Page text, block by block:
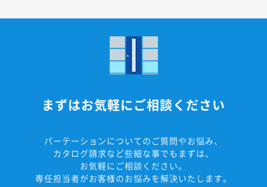
まずはお気軽にご相談ください
パーテーションについてのご質問やお悩み、
カタログ請求など些細な事でもまずは、
お気軽にご相談ください。
専任担当者がお客様のお悩みを解決いたします。